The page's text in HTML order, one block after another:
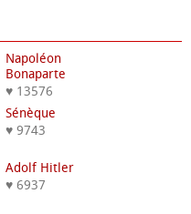
Napoléon
Bonaparte
♥ 13576
Sénèque
♥ 9743
Adolf Hitler
♥ 6937